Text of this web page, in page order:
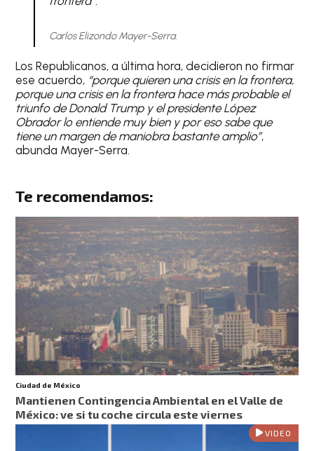
Carlos Elizondo Mayer-Serra.
Los Republicanos, a última hora, decidieron no firmar
ese acuerdo, “porque quieren una crisis en la frontera,
porque una crisis en la frontera hace más probable el
triunfo de Donald Trump y el presidente López
Obrador lo entiende muy bien y por eso sabe que
tiene un margen de maniobra bastante amplio”,
abunda Mayer-Serra.
Te recomendamos:
Ciudad de México
Mantienen Contingencia Ambiental en el Valle de
México: ve si tu coche circula este viernes
VIDEO